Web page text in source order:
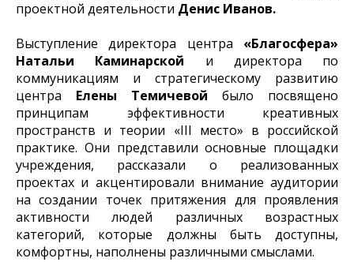
проектной деятельности Денис Иванов.
Выступление директора центра «Благосфера»
Натальи Каминарской и директора по
коммуникациям и стратегическому развитию
центра Елены Темичевой было посвящено
принципам эффективности креативных
пространств и теории «III место» в российской
практике. Они представили основные площадки
учреждения, рассказали о реализованных
проектах и акцентировали внимание аудитории
на создании точек притяжения для проявления
активности людей различных возрастных
категорий, которые должны быть доступны,
комфортны, наполнены различными смыслами.